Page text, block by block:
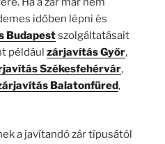
időben lépni és
Budapestszolgáltatásait
például zárjavítás Győr,
Székesfehérvár,
Balatonfüred,
a javítandó zár típusától